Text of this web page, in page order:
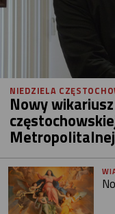
NIEDZIELA
Nowy